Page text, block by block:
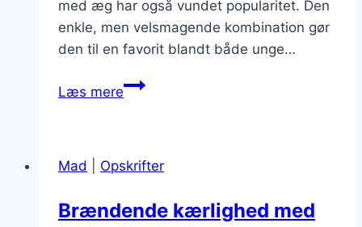
med æg har også vundet popularitet. Den
enkle, men velsmagende kombination gør
den til en favorit blandt både unge…
Læs mereBrændende
middag
æg
Mad Opskrifter
Brændende kærlighed med